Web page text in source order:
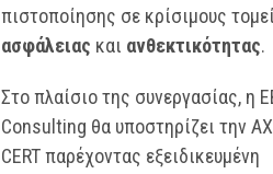
πιστοποίησης σε κρίσιμους
ασφάλειας και ανθεκτικότητας.
Στο πλαίσιο της συνεργασίας, η
Consulting θα υποστηρίζει την
CERT παρέχοντας εξειδικευμένη